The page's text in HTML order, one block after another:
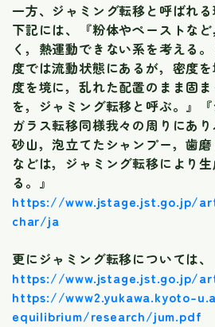
一方、ジャミング転移と呼ばれる
下記には、『粉体やペーストな
く，熱運動できない系を考える
度では流動状態にあるが，密度
度を境に，乱れた配置のまま固
を，ジャミング転移と呼ぶ。』『
ガラス転移同様我々の周りにあり
砂山，泡立てたシャンプー，歯
などは，ジャミング転移により
る。』
https://www.jstage.jst.go.jp/
char/ja
更にジャミング転移については、
https://www.jstage.jst.go.jp/
https://www2.yukawa.kyoto-
equilibrium/research/jum.pdf